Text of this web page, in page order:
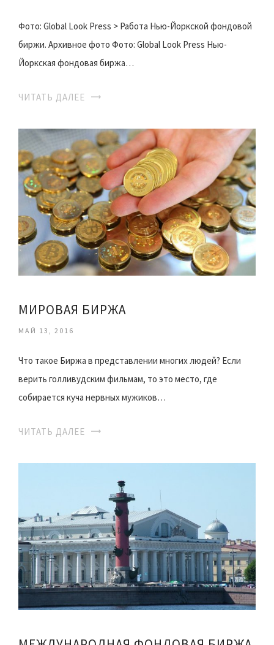
Фото: Global Look Press > Работа Нью-Йоркской фондовой
биржи. Архивное фото Фото: Global Look Press Нью-
Йоркская фондовая биржа…
ЧИТАТЬ ДАЛЕЕ
МИРОВАЯ БИРЖА
МАЙ 13, 2016
Что такое Биржа в представлении многих людей? Если
верить голливудским фильмам, то это место, где
собирается куча нервных мужиков…
ЧИТАТЬ ДАЛЕЕ